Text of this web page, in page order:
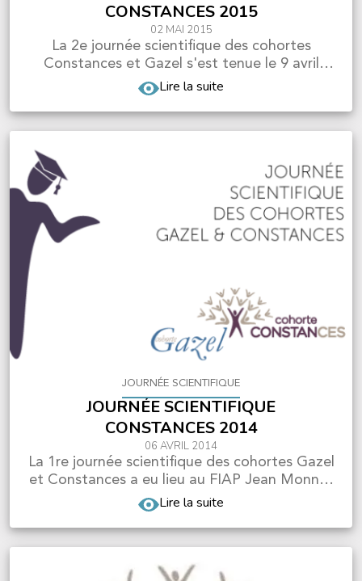
CONSTANCES 2015
02 MAI 2015
La 2e journée scientifique des cohortes
Constances et Gazel s'est tenue le 9 avril
2015 à l'Ecole de...
Lire la suite
JOURNÉE SCIENTIFIQUE
JOURNÉE SCIENTIFIQUE
CONSTANCES 2014
06 AVRIL 2014
La 1re journée scientifique des cohortes Gazel
et Constances a eu lieu au FIAP Jean Monnet
le 25 mar...
Lire la suite